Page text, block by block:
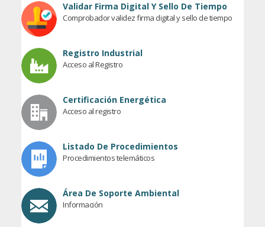
Validar Firma Digital Y Sello De Tiempo
Comprobador validez firma digital y sello de tiempo
Registro Industrial
Acceso al Registro
Certificación Energética
Acceso al registro
Listado De Procedimientos
Procedimientos telemáticos
Área De Soporte Ambiental
Información